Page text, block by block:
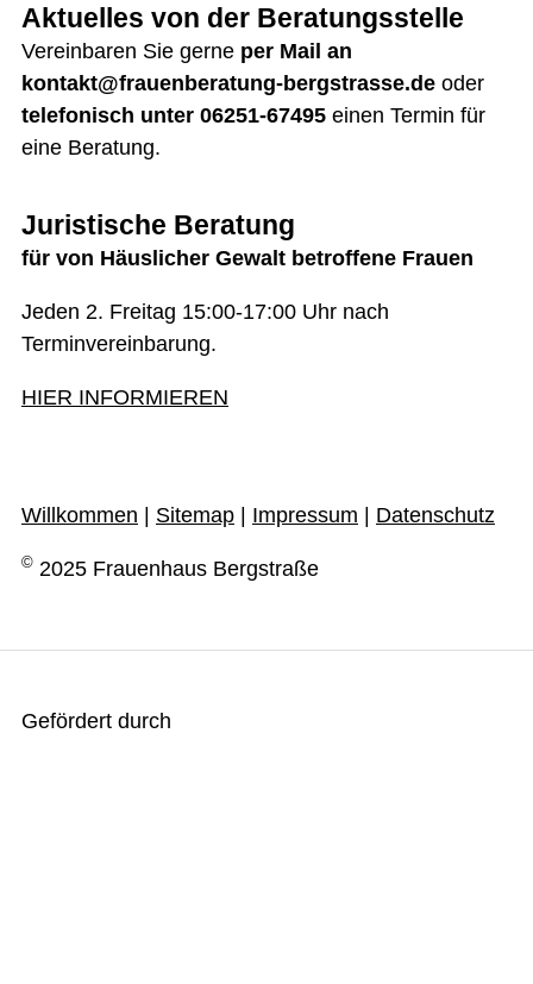
Aktuelles von der Beratungsstelle
Vereinbaren Sie gerne per Mail an
kontakt@frauenberatung-bergstrasse.de oder
telefonisch unter 06251-67495 einen Termin für
eine Beratung.
Juristische Beratung
für von Häuslicher Gewalt betroffene Frauen
Jeden 2. Freitag 15:00-17:00 Uhr nach
Terminvereinbarung.
HIER INFORMIEREN
Willkommen | Sitemap | Impressum | Datenschutz
© 2025 Frauenhaus Bergstraße
Gefördert durch